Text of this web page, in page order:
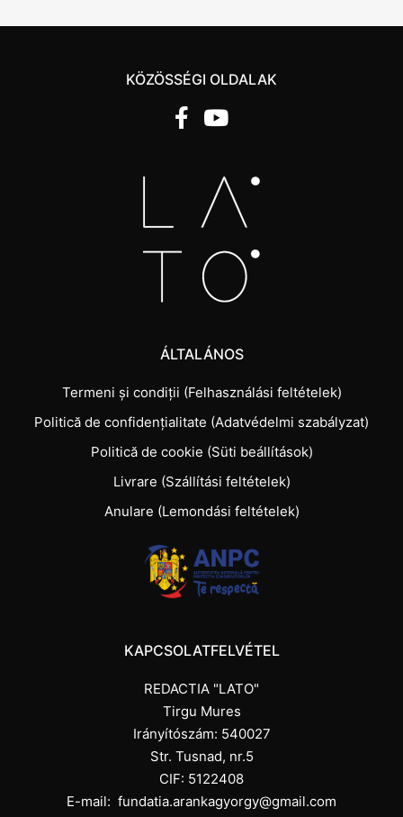
KÖZÖSSÉGI OLDALAK
ÁLTALÁNOS
Termeni și condiții (Felhasználási feltételek)
Politică de confidențialitate (Adatvédelmi szabályzat)
Politică de cookie (Süti beállítások)
Livrare (Szállítási feltételek)
Anulare (Lemondási feltételek)
KAPCSOLATFELVÉTEL
REDACTIA "LATO"
Tirgu Mures
Irányítószám: 540027
Str. Tusnad, nr.5
CIF: 5122408
E-mail: fundatia.arankagyorgy@gmail.com